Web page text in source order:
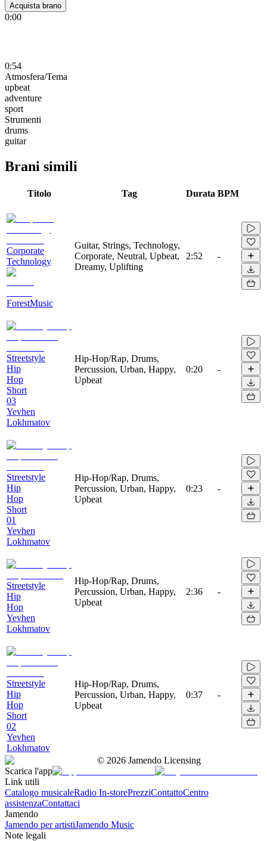
Acquista brano
0:00
0:54
Atmosfera/Tema
upbeat
adventure
sport
Strumenti
drums
guitar
Brani simili
Titolo Tag Durata BPM
Corporate
Technology
ForestMusic
Guitar, Strings, Technology,
Corporate, Neutral, Upbeat,
Dreamy, Uplifting
2:52 -
Streetstyle
Hip
Hop
Short
03
Yevhen
Lokhmatov
Hip-Hop/Rap, Drums,
Percussion, Urban, Happy,
Upbeat
0:20 -
Streetstyle
Hip
Hop
Short
01
Yevhen
Lokhmatov
Hip-Hop/Rap, Drums,
Percussion, Urban, Happy,
Upbeat
0:23 -
Streetstyle
Hip
Hop
Yevhen
Lokhmatov
Hip-Hop/Rap, Drums,
Percussion, Urban, Happy,
Upbeat
2:36 -
Streetstyle
Hip
Hop
Short
02
Yevhen
Lokhmatov
Hip-Hop/Rap, Drums,
Percussion, Urban, Happy,
Upbeat
0:37 -
© 2026 Jamendo Licensing
Scarica l'app
Link utili
Catalogo musicaleRadio In-storePrezziContattoCentro
assistenzaContattaci
Jamendo
Jamendo per artistiJamendo Music
Note legali